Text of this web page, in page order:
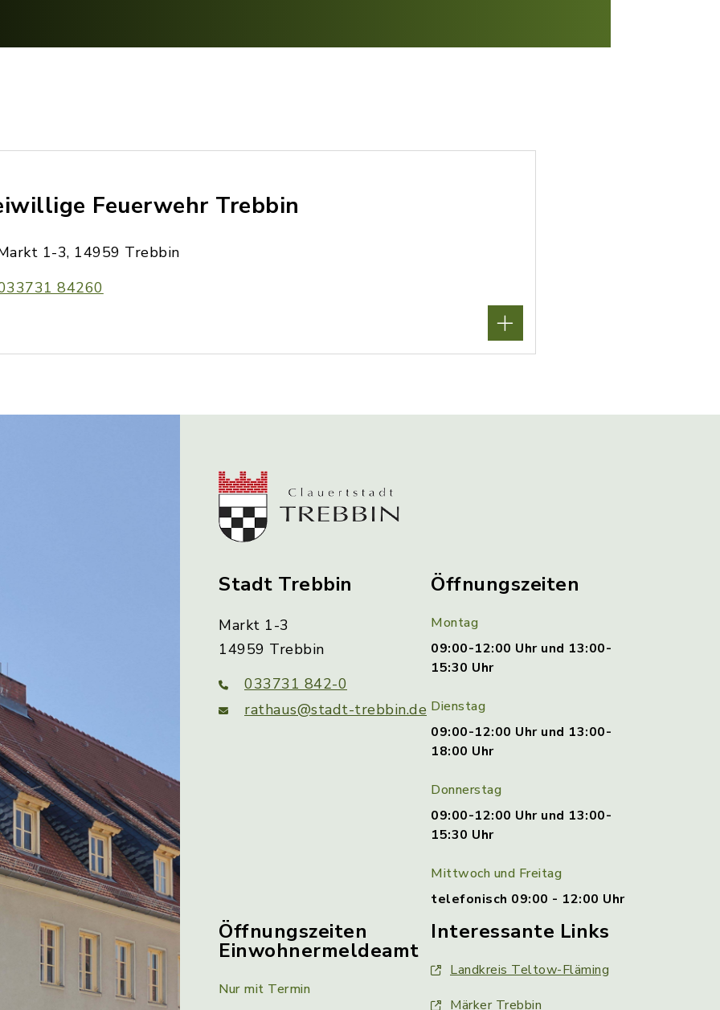
Feuerwehr Trebbin
1-3, 14959 Trebbin
84260
Stadt Trebbin
Markt 1-3
14959 Trebbin
033731 842-0
rathaus@stadt-trebbin.de
Öffnungszeiten
Montag
09:00-12:00 Uhr und 13:00-
15:30 Uhr
Dienstag
09:00-12:00 Uhr und 13:00-
18:00 Uhr
Donnerstag
09:00-12:00 Uhr und 13:00-
15:30 Uhr
Mittwoch und Freitag
telefonisch 09:00 - 12:00 Uhr
Öffnungszeiten
Einwohnermeldeamt
Nur mit Termin
Interessante Links
Landkreis Teltow-Fläming
Märker Trebbin